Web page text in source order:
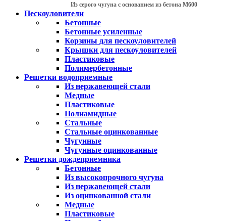
Из серого чугуна с основанием из бетона М600
Пескоуловители
Бетонные
Бетонные усиленные
Корзины для пескоуловителей
Крышки для пескоуловителей
Пластиковые
Полимербетонные
Решетки водоприемные
Из нержавеющей стали
Медные
Пластиковые
Полиамидные
Стальные
Стальные оцинкованные
Чугунные
Чугунные оцинкованные
Решетки дождеприемника
Бетонные
Из высокопрочного чугуна
Из нержавеющей стали
Из оцинкованной стали
Медные
Пластиковые